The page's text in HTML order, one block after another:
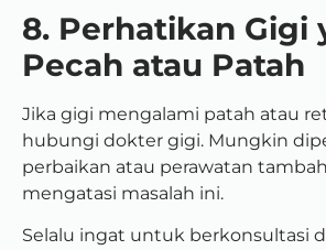
8. Perhatikan Gigi
Pecah atau Patah
Jika gigi mengalami patah atau
hubungi dokter gigi. Mungkin
perbaikan atau perawatan
mengatasi masalah ini.
Selalu ingat untuk berkonsultasi